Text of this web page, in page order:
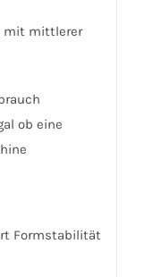
mit mittlerer
ob eine
Formstabilität